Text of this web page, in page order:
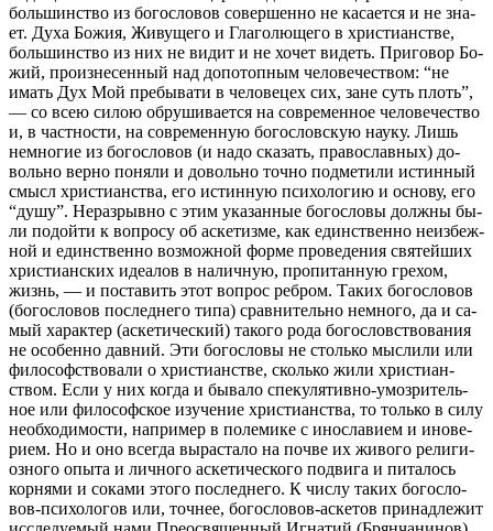
боль­шин­ство из бо­го­сло­вов со­вер­шен­но не ка­са­ет­ся и не зна­
ет. Ду­ха Бо­жия, Жи­ву­ще­го и Гла­го­лю­ще­го в хри­сти­ан­стве,
боль­шин­ство из них не ви­дит и не хо­чет ви­деть. При­го­вор Бо­
жий, про­из­не­сен­ный над до­по­топ­ным че­ло­ве­че­ством: “не
имать Дух Мой пре­бы­ва­ти в че­ло­ве­цех сих, зане суть плоть”,
— со всею си­лою об­ру­ши­ва­ет­ся на совре­мен­ное че­ло­ве­че­ство
и, в част­но­сти, на совре­мен­ную бо­го­слов­скую на­у­ку. Лишь
немно­гие из бо­го­сло­вов (и на­до ска­зать, пра­во­слав­ных) до­
воль­но вер­но по­ня­ли и до­воль­но точ­но под­ме­ти­ли ис­тин­ный
смысл хри­сти­ан­ства, его ис­тин­ную пси­хо­ло­гию и ос­но­ву, его
“ду­шу”. Нераз­рыв­но с этим ука­зан­ные бо­го­сло­вы долж­ны бы­
ли по­дой­ти к во­про­су об ас­ке­тиз­ме, как един­ствен­но неиз­беж­
ной и един­ствен­но воз­мож­ной фор­ме про­ве­де­ния свя­тей­ших
хри­сти­ан­ских иде­а­лов в на­лич­ную, про­пи­тан­ную гре­хом,
жизнь, — и по­ста­вить этот во­прос реб­ром. Та­ких бо­го­сло­вов
(бо­го­сло­вов по­след­не­го ти­па) срав­ни­тель­но немно­го, да и са­
мый ха­рак­тер (ас­ке­ти­че­ский) та­ко­го ро­да бо­го­слов­ство­ва­ния
не осо­бен­но дав­ний. Эти бо­го­сло­вы не столь­ко мыс­ли­ли или
фило­соф­ство­ва­ли о хри­сти­ан­стве, сколь­ко жи­ли хри­сти­ан­
ством. Ес­ли у них ко­гда и бы­ва­ло спе­ку­ля­тив­но-умо­зри­тель­
ное или фило­соф­ское изу­че­ние хри­сти­ан­ства, то толь­ко в си­лу
необ­хо­ди­мо­сти, на­при­мер в по­ле­ми­ке с ино­сла­ви­ем и ино­ве­
ри­ем. Но и оно все­гда вы­рас­та­ло на поч­ве их жи­во­го ре­ли­ги­
оз­но­го опы­та и лич­но­го ас­ке­ти­че­ско­го по­дви­га и пи­та­лось
кор­ня­ми и со­ка­ми это­го по­след­не­го. К чис­лу та­ких бо­го­сло­
вов-пси­хо­ло­гов или, точ­нее, бо­го­сло­вов-ас­ке­тов при­над­ле­жит